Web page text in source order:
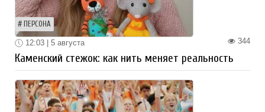
ПЕРСОНА
344
12:03 | 5 августа
Каменский стежок: как нить меняет реальность